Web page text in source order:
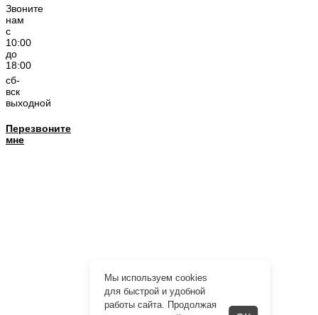
Звоните
нам
с
10:00
до
18:00
сб-
вск
выходной
Перезвоните
мне
Мы используем cookies
для быстрой и удобной
работы сайта. Продолжая